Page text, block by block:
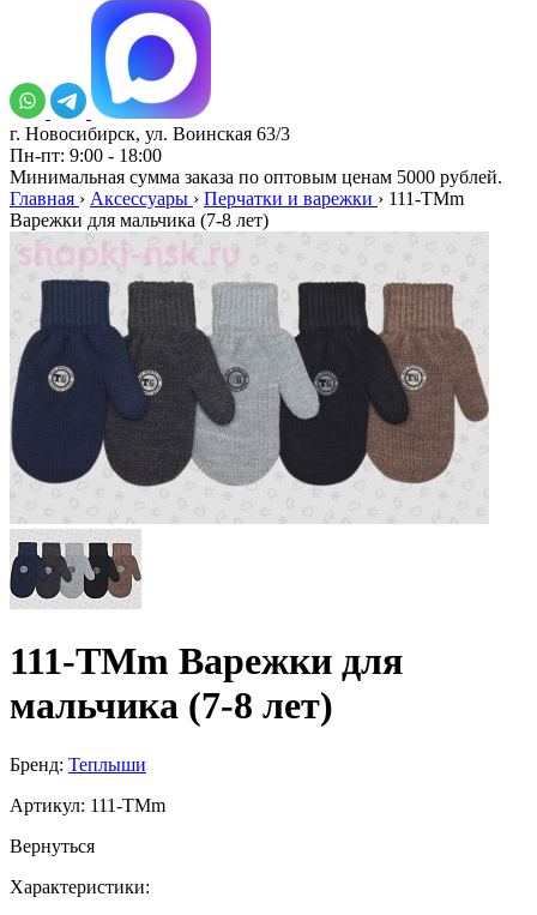
г. Новосибирск, ул. Воинская 63/3
Пн-пт: 9:00 - 18:00
Минимальная сумма заказа по оптовым ценам 5000 рублей.
Главная › Аксессуары › Перчатки и варежки › 111-TMm
Варежки для мальчика (7-8 лет)
111-TMm Варежки для
мальчика (7-8 лет)
Бренд: Теплыши
Артикул: 111-TMm
Вернуться
Характеристики: